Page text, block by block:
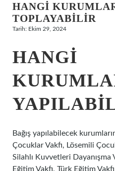
Hakkımızda
HANGI
TOPLAYABILIR
Tarih: Ekim 29, 2024
HANGI
Bağış yapılabilecek
Çocuklar Vakfı, Lösemili
Silahlı Kuvvetleri Dayanışma
Eğitim Vakfı, Türk Eğitim